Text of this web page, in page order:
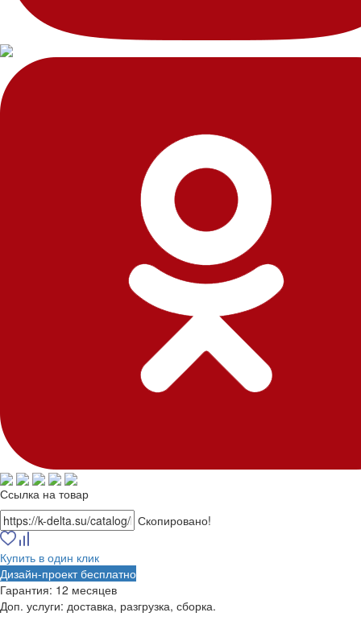
Ссылка на товар
Скопировано!
Купить в один клик
Дизайн-проект бесплатно
Гарантия: 12 месяцев
Доп. услуги: доставка, разгрузка, сборка.